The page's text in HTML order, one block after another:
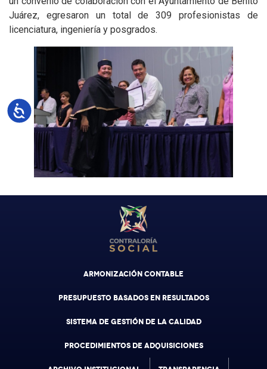
Accesibilidad
Juárez, egresaron un total de 309 profesionistas de
licenciatura, ingeniería y posgrados.
ARMONIZACIÓN CONTABLE
PRESUPUESTO BASADOS EN RESULTADOS
SISTEMA DE GESTIÓN DE LA CALIDAD
PROCEDIMIENTOS DE ADQUISICIONES